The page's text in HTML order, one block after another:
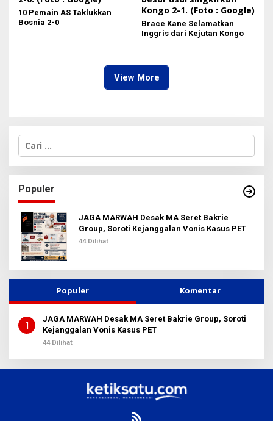
10 Pemain AS Taklukkan
Bosnia 2-0
Brace Kane Selamatkan
Inggris dari Kejutan Kongo
View More
C
i
u
n
t
u
Populer
JAGA MARWAH Desak MA Seret Bakrie
Group, Soroti Kejanggalan Vonis Kasus PET
44 Dilihat
Populer Komentar
1
JAGA MARWAH Desak MA Seret Bakrie Group, Soroti
Kejanggalan Vonis Kasus PET
44 Dilihat